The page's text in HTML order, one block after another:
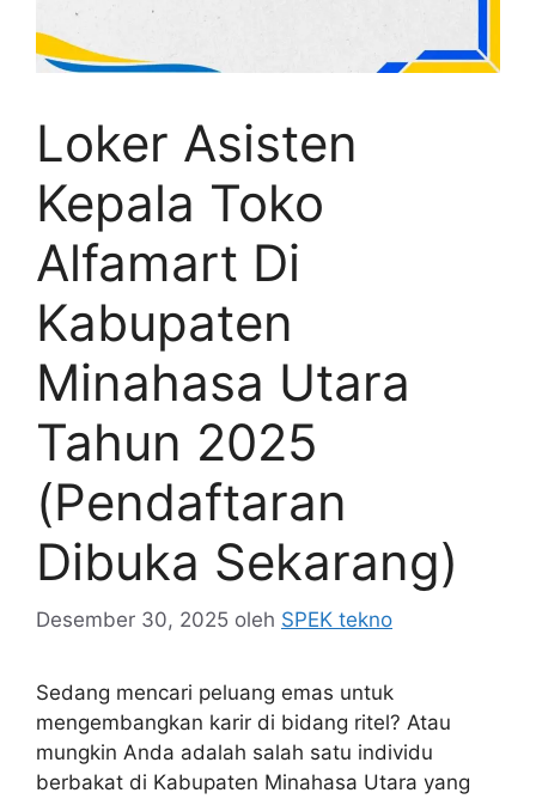
Loker Asisten
Kepala Toko
Alfamart Di
Kabupaten
Minahasa Utara
Tahun 2025
(Pendaftaran
Dibuka Sekarang)
Desember 30, 2025 oleh SPEK tekno
Sedang mencari peluang emas untuk
mengembangkan karir di bidang ritel? Atau
mungkin Anda adalah salah satu individu
berbakat di Kabupaten Minahasa Utara yang